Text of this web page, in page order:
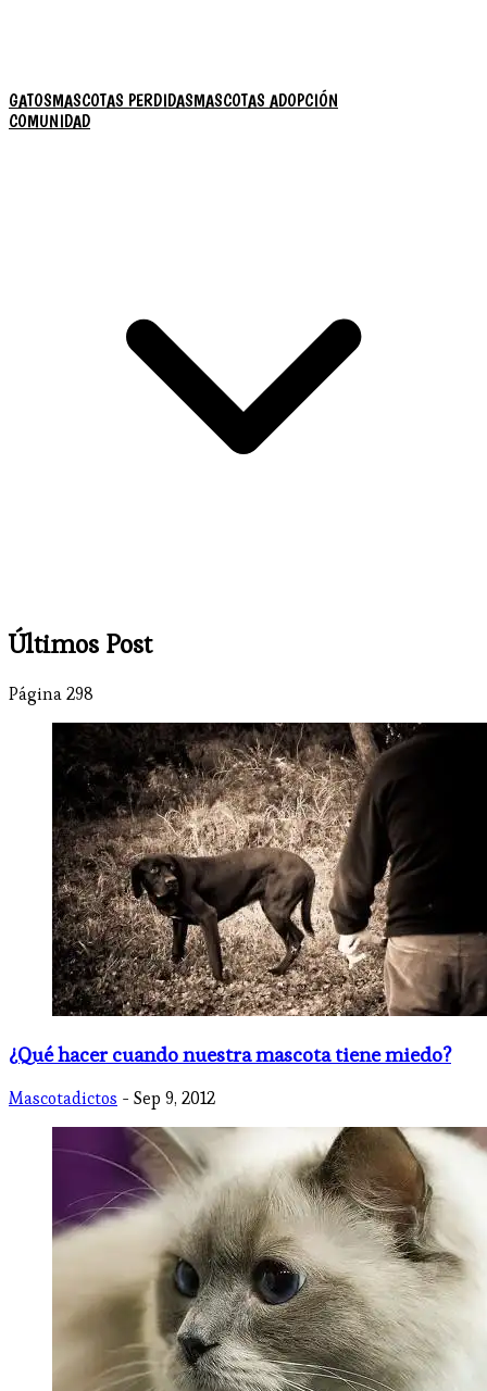
GATOSMASCOTAS PERDIDASMASCOTAS ADOPCIÓN
COMUNIDAD
Últimos Post
Página 298
¿Qué hacer cuando nuestra mascota tiene miedo?
Mascotadictos - Sep 9, 2012